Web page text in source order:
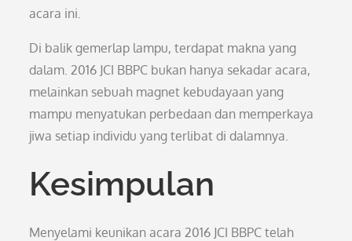
acara ini.
Di balik gemerlap lampu, terdapat makna yang
dalam. 2016 JCI BBPC bukan hanya sekadar acara,
melainkan sebuah magnet kebudayaan yang
mampu menyatukan perbedaan dan memperkaya
jiwa setiap individu yang terlibat di dalamnya.
Kesimpulan
Menyelami keunikan acara 2016 JCI BBPC telah